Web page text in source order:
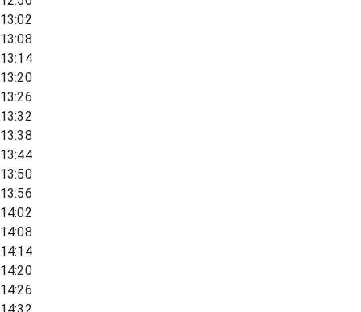
13:02
13:08
13:14
13:20
13:26
13:32
13:38
13:44
13:50
13:56
14:02
14:08
14:14
14:20
14:26
14:32